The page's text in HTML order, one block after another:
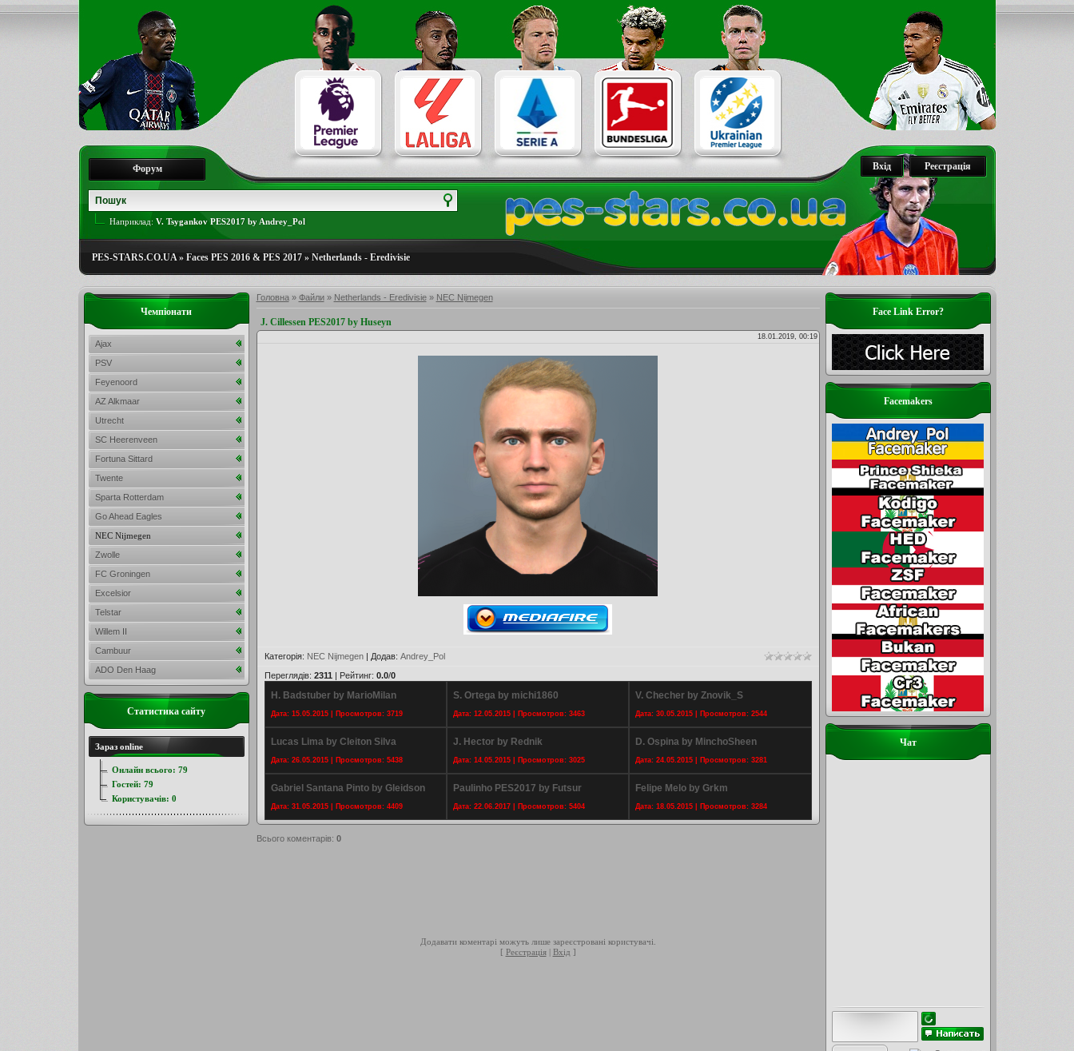
Реєстрація
Вхід
Форум
Наприклад: V. Tsygankov PES2017 by Andrey_Pol
PES-STARS.CO.UA» Faces PES 2016 & PES 2017» Netherlands - Eredivisie
Головна» Файли» Netherlands - Eredivisie» NEC Nijmegen
J. Cillessen PES2017 by Huseyn
18.01.2019, 00:19
Категорія: NEC Nijmegen| Додав: Andrey_Pol
Переглядів: 2311 | Рейтинг: 0.0/0
H. Badstuber by MarioMilan
Дата: 15.05.2015 | Просмотров: 3719
S. Ortega by michi1860
Дата: 12.05.2015 | Просмотров: 3463
V. Checher by Znovik_S
Дата: 30.05.2015 | Просмотров: 2544
Lucas Lima by Cleiton Silva
Дата: 26.05.2015 | Просмотров: 5438
J. Hector by Rednik
Дата: 14.05.2015 | Просмотров: 3025
D. Ospina by MinchoSheen
Дата: 24.05.2015 | Просмотров: 3281
Gabriel Santana Pinto by Gleidson
Дата: 31.05.2015 | Просмотров: 4409
Paulinho PES2017 by Futsur
Дата: 22.06.2017 | Просмотров: 5404
Felipe Melo by Grkm
Дата: 18.05.2015 | Просмотров: 3284
Всього коментарів: 0
Додавати коментарі можуть лише зареєстровані користувачі.
[ Реєстрація| Вхід ]
Face Link Error?
Facemakers
Чат
Чемпіонати
Ajax
PSV
Feyenoord
AZ Alkmaar
Utrecht
SC Heerenveen
Fortuna Sittard
Twente
Sparta Rotterdam
Go Ahead Eagles
NEC Nijmegen
Zwolle
FC Groningen
Excelsior
Telstar
Willem II
Cambuur
ADO Den Haag
Статистика сайту
Зараз online
Онлайн всього: 79
Гостей: 79
Користувачів: 0